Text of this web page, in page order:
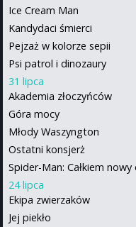
Ice Cream Man
Kandydaci śmierci
Pejzaż w kolorze sepii
Psi patrol i dinozaury
31 lipca
Akademia złoczyńców
Góra mocy
Młody Waszyngton
Ostatni konsjerż
Spider-Man: Całkiem nowy
24 lipca
Ekipa zwierzaków
Jej piekło